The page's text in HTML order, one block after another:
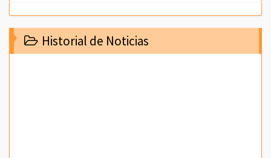
Historial de Noticias